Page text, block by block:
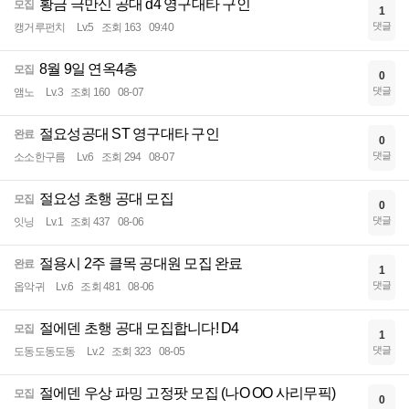
모집 황금 극만신 공대 d4 영구대타 구인
캥거루펀치 Lv.5 조회 163 09:40
1
댓글
모집 8월 9일 연옥4층
앰노 Lv.3 조회 160 08-07
0
댓글
완료 절요성공대 ST 영구대타 구인
소소한구름 Lv.6 조회 294 08-07
0
댓글
모집 절요성 초행 공대 모집
잇닝 Lv.1 조회 437 08-06
0
댓글
완료 절용시 2주 클목 공대원 모집 완료
옵악귀 Lv.6 조회 481 08-06
1
댓글
모집 절에덴 초행 공대 모집합니다! D4
도동도동도동 Lv.2 조회 323 08-05
1
댓글
모집 절에덴 우상 파밍 고정팟 모집 (나O OO 사리무픽) 0